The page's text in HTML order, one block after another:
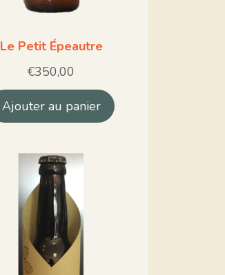
Le Petit Épeautre
€350,00
Ajouter au panier